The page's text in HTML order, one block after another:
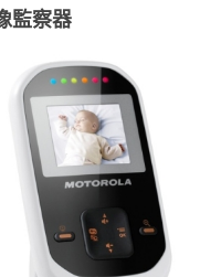
監察器